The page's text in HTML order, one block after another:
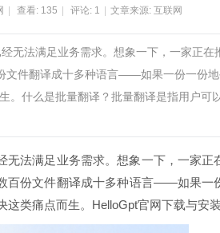
查看: 135 评论: 1 文章来源: 互联网
无法满足业务需求。想象一下，一家正在
文件翻译成十多种语言——如果一份一份
。什么是批量翻译？批量翻译是指用户可
法满足业务需求。想象一下，一家正
百份文件翻译成十多种语言——如果一
这类痛点而生。 HelloGpt官网下载与安